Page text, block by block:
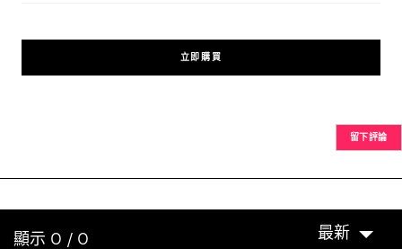
立即購買
留下評論
顯示 0 / 0 最新